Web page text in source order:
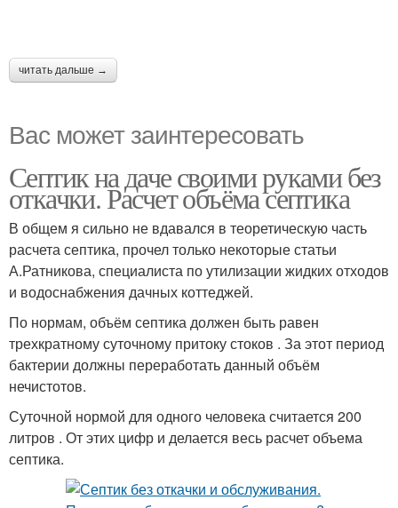
читать дальше →
Вас может заинтересовать
Септик на даче своими руками без
откачки. Расчет объёма септика
В общем я сильно не вдавался в теоретическую часть
расчета септика, прочел только некоторые статьи
А.Ратникова, специалиста по утилизации жидких отходов
и водоснабжения дачных коттеджей.
По нормам, объём септика должен быть равен
трехкратному суточному притоку стоков . За этот период
бактерии должны переработать данный объём
нечистотов.
Суточной нормой для одного человека считается 200
литров . От этих цифр и делается весь расчет объема
септика.